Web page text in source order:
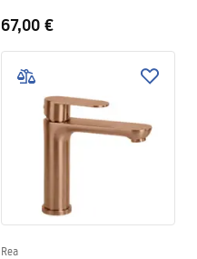
67,00 €
Rea